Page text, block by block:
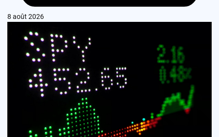
8 août 2026